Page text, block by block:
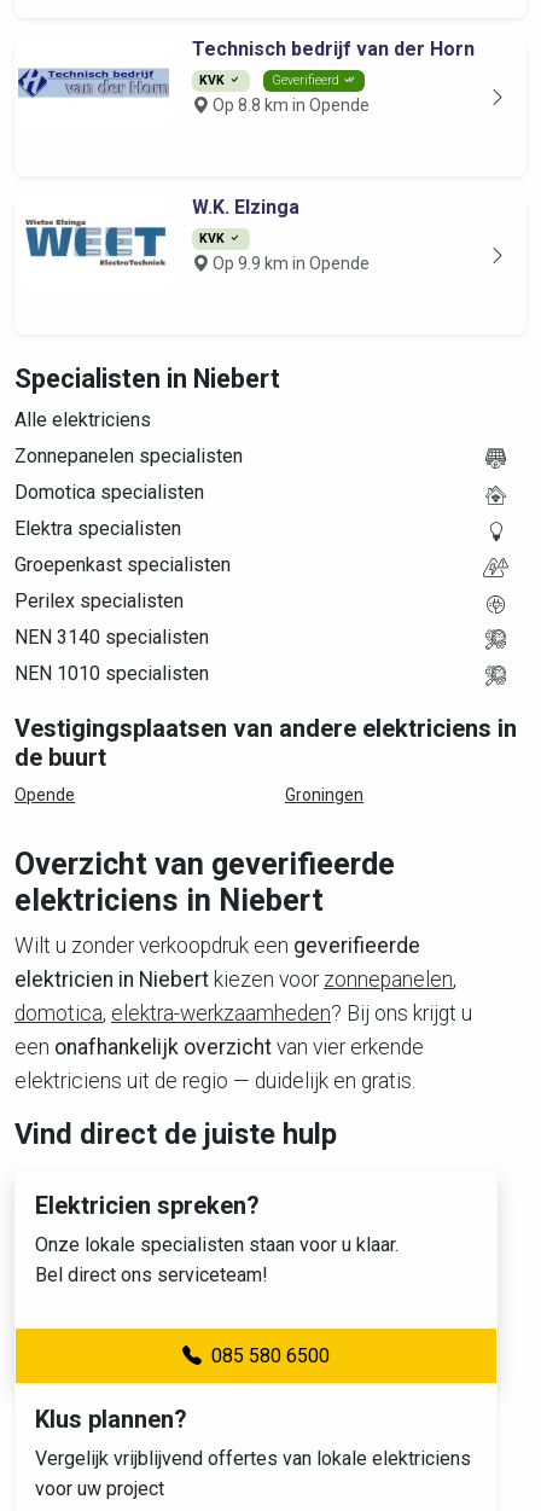
Technisch bedrijf van der Horn
KVK Geverifieerd
Op 8.8 km in Opende
W.K. Elzinga
KVK
Op 9.9 km in Opende
Specialisten in Niebert
Alle elektriciens
Zonnepanelen specialisten
Domotica specialisten
Elektra specialisten
Groepenkast specialisten
Perilex specialisten
NEN 3140 specialisten
NEN 1010 specialisten
Vestigingsplaatsen van andere elektriciens in
de buurt
Opende Groningen
Overzicht van geverifieerde
elektriciens in Niebert
Wilt u zonder verkoopdruk een geverifieerde
elektricien in Niebert kiezen voor zonnepanelen,
domotica, elektra-werkzaamheden? Bij ons krijgt u
een onafhankelijk overzicht van vier erkende
elektriciens uit de regio — duidelijk en gratis.
Vind direct de juiste hulp
Elektricien spreken?
Onze lokale specialisten staan voor u klaar.
Bel direct ons serviceteam!
085 580 6500
Klus plannen?
Vergelijk vrijblijvend offertes van lokale elektriciens
voor uw project